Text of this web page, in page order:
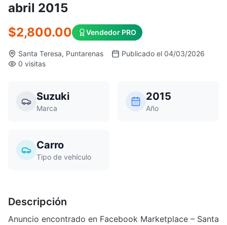
abril 2015
$2,800.00 Vendedor PRO
Santa Teresa, Puntarenas
Publicado el 04/03/2026
0 visitas
Suzuki
Marca
2015
Año
Carro
Tipo de vehículo
Descripción
Anuncio encontrado en Facebook Marketplace – Santa